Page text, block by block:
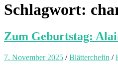
Schlagwort:
Zum Geburtstag:
7. November 2025 /Blätterchefin /